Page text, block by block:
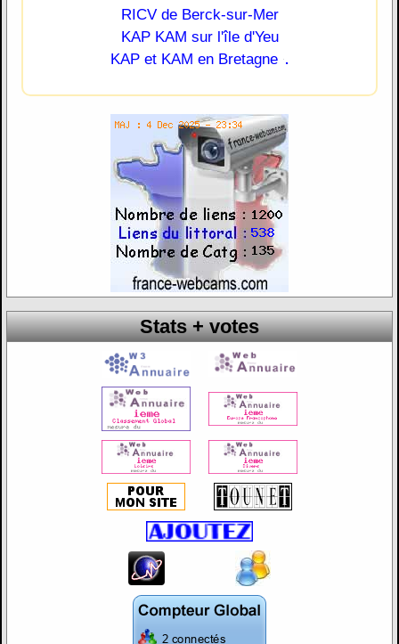
RICV de Berck-sur-Mer
KAP KAM sur l'île d'Yeu
KAP et KAM en Bretagne .
Stats + votes